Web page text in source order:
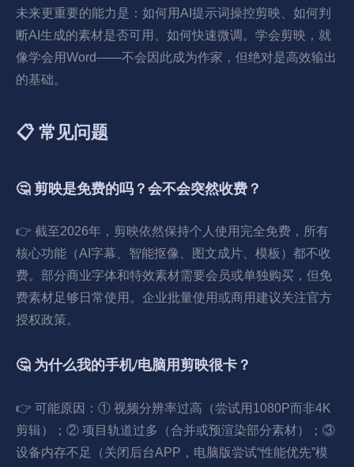
未来更重要的能力是：如何用AI提示词操控剪映、如何判
断AI生成的素材是否可用、如何快速微调。学会剪映，就
像学会用Word——不会因此成为作家，但绝对是高效输出
的基础。
📋 常见问题
🤔 剪映是免费的吗？会不会突然收费？
👉 截至2026年，剪映依然保持个人使用完全免费，所有
核心功能（AI字幕、智能抠像、图文成片、模板）都不收
费。部分商业字体和特效素材需要会员或单独购买，但免
费素材足够日常使用。企业批量使用或商用建议关注官方
授权政策。
🤔 为什么我的手机/电脑用剪映很卡？
👉 可能原因：① 视频分辨率过高（尝试用1080P而非4K
剪辑）；② 项目轨道过多（合并或预渲染部分素材）；③
设备内存不足（关闭后台APP，电脑版尝试“性能优先”模